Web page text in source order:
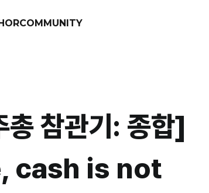
COMMUNITY
참관기: 종합]
cash is not